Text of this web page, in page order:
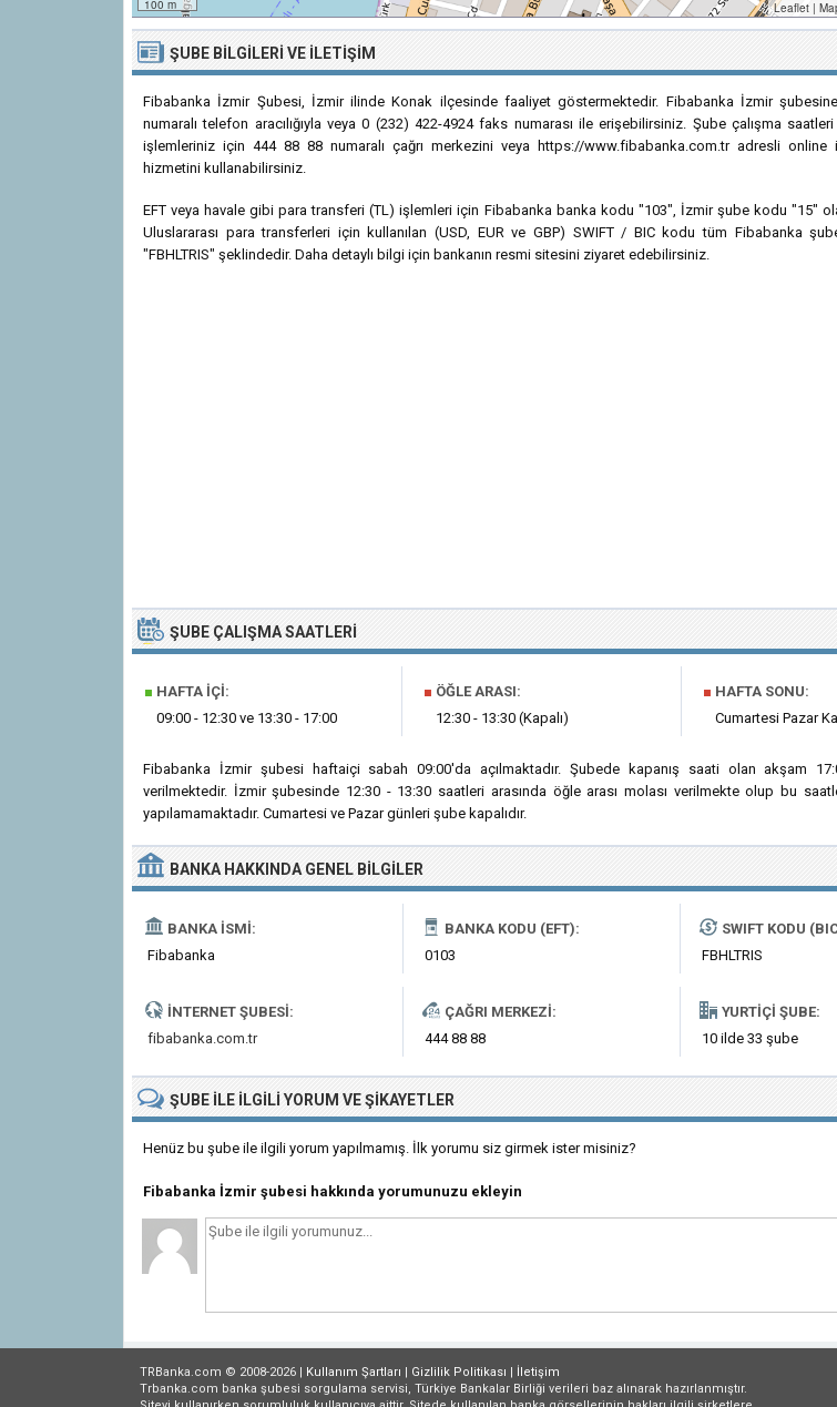
100 m Leaflet |
ŞUBE BILGILERI VE İLETIŞIM
Fibabanka İzmir Şubesi, İzmir ilinde Konak ilçesinde faaliyet göstermektedir. Fibabanka İzmir
numaralı telefon aracılığıyla veya 0 (232) 422-4924 faks numarası ile erişebilirsiniz. Şube çalışma saatleri
işlemleriniz için 444 88 88 numaralı çağrı merkezini veya https://www.fibabanka.com.tr adresli online
hizmetini kullanabilirsiniz.
EFT veya havale gibi para transferi (TL) işlemleri için Fibabanka banka kodu "103", İzmir şube kodu "15"
Uluslararası para transferleri için kullanılan (USD, EUR ve GBP) SWIFT / BIC kodu tüm Fibabanka
"FBHLTRIS" şeklindedir. Daha detaylı bilgi için bankanın resmi sitesini ziyaret edebilirsiniz.
ŞUBE ÇALIŞMA SAATLERI
■ HAFTA İÇI:
09:00 - 12:30 ve 13:30 - 17:00
■ ÖĞLE ARASI:
12:30 - 13:30 (Kapalı)
■ HAFTA SONU:
Cumartesi Pazar
Fibabanka İzmir şubesi haftaiçi sabah 09:00'da açılmaktadır. Şubede kapanış saati olan akşam
verilmektedir. İzmir şubesinde 12:30 - 13:30 saatleri arasında öğle arası molası verilmekte olup bu
yapılamamaktadır. Cumartesi ve Pazar günleri şube kapalıdır.
BANKA HAKKINDA GENEL BILGILER
BANKA İSMI:
Fibabanka
BANKA KODU (EFT):
0103
SWIFT KODU
FBHLTRIS
İNTERNET ŞUBESI:
fibabanka.com.tr
ÇAĞRI MERKEZI:
444 88 88
YURTIÇI ŞUBE:
10 ilde 33 şube
ŞUBE ILE İLGILIYORUM VE ŞIKAYETLER
Henüz bu şube ile ilgili yorum yapılmamış. İlk yorumu siz girmek ister misiniz?
Fibabanka İzmir şubesi hakkında yorumunuzu ekleyin
TRBanka.com © 2008-2026 | Kullanım Şartları | Gizlilik Politikası | İletişim
Trbanka.com banka şubesi sorgulama servisi, Türkiye Bankalar Birliği verileri baz alınarak hazırlanmıştır.